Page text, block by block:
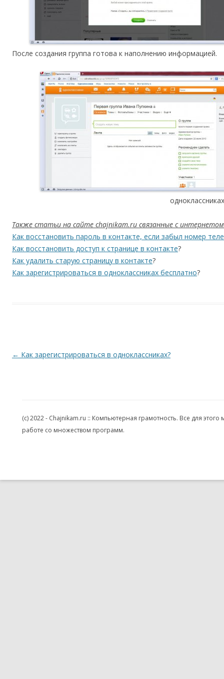
После создания группа готова к наполнению информацией.
Также статьи на сайте chajnikam.ru связанные с
Как восстановить пароль в контакте, если забыл номер
Как восстановить доступ к странице в контакте?
Как удалить старую страницу в контакте?
Как зарегистрироваться в одноклассниках бесплатно?
Навигация по записям
← Как зарегистрироваться в одноклассниках?
(c) 2022 - Chajnikam.ru :: Компьютерная грамотность. Все для
работе со множеством программ.